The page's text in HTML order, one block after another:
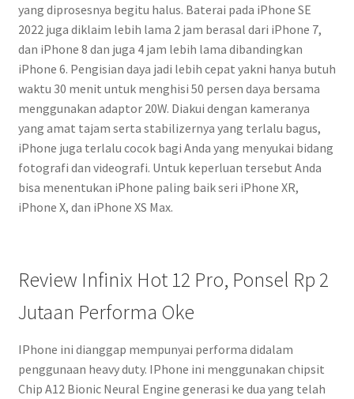
yang diprosesnya begitu halus. Baterai pada iPhone SE
2022 juga diklaim lebih lama 2 jam berasal dari iPhone 7,
dan iPhone 8 dan juga 4 jam lebih lama dibandingkan
iPhone 6. Pengisian daya jadi lebih cepat yakni hanya butuh
waktu 30 menit untuk menghisi 50 persen daya bersama
menggunakan adaptor 20W. Diakui dengan kameranya
yang amat tajam serta stabilizernya yang terlalu bagus,
iPhone juga terlalu cocok bagi Anda yang menyukai bidang
fotografi dan videografi. Untuk keperluan tersebut Anda
bisa menentukan iPhone paling baik seri iPhone XR,
iPhone X, dan iPhone XS Max.
Review Infinix Hot 12 Pro, Ponsel Rp 2
Jutaan Performa Oke
IPhone ini dianggap mempunyai performa didalam
penggunaan heavy duty. IPhone ini menggunakan chipsit
Chip A12 Bionic Neural Engine generasi ke dua yang telah